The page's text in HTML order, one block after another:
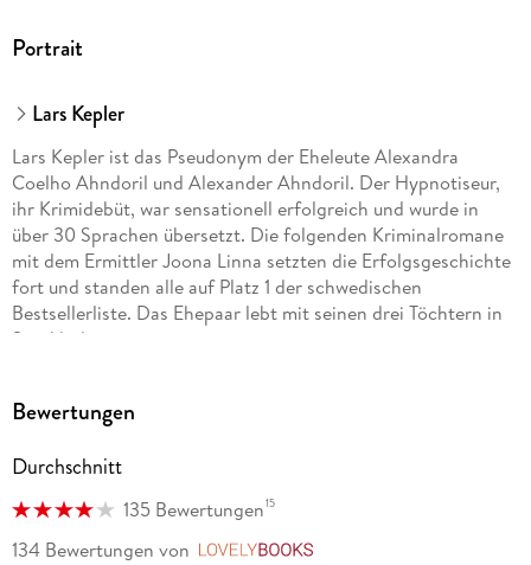
Portrait
Lars Kepler
Lars Kepler ist das Pseudonym der Eheleute Alexandra
Coelho Ahndoril und Alexander Ahndoril. Der Hypnotiseur,
ihr Krimidebüt, war sensationell erfolgreich und wurde in
über 30 Sprachen übersetzt. Die folgenden Kriminalromane
mit dem Ermittler Joona Linna setzten die Erfolgsgeschichte
fort und standen alle auf Platz 1 der schwedischen
Bestsellerliste. Das Ehepaar lebt mit seinen drei Töchtern in
Stockholm.
Bewertungen
Durchschnitt
135 Bewertungen15
134 Bewertungen von